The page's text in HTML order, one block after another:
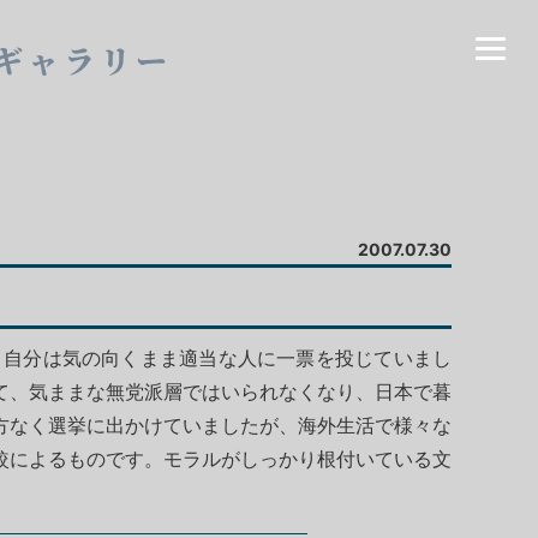
ャラリー
2007.07.30
分は気の向くまま適当な人に一票を投じていまし
気ままな無党派層ではいられなくなり、日本で暮
く選挙に出かけていましたが、海外生活で様々な
よるものです。モラルがしっかり根付いている文